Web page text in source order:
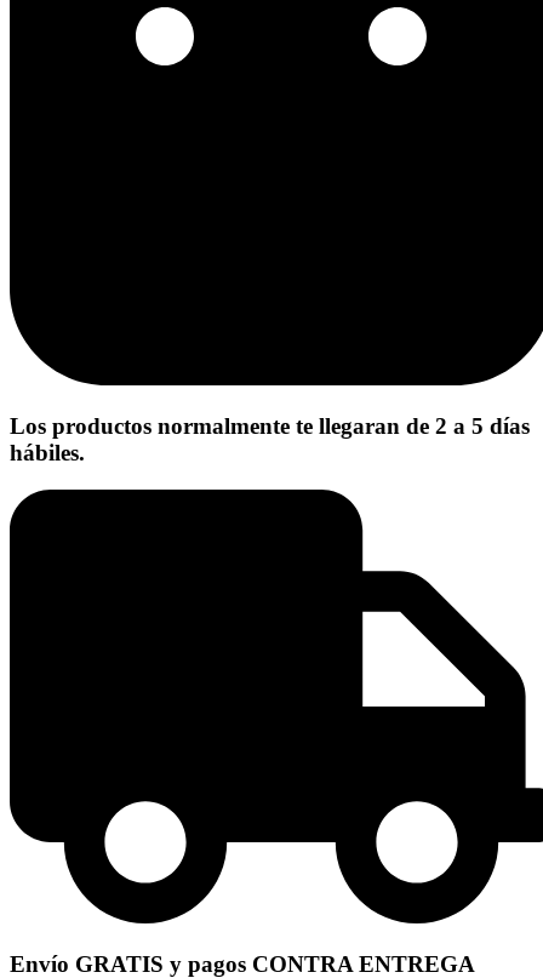
Los productos normalmente te llegaran de 2 a 5 días
hábiles.
Envío GRATIS y pagos CONTRA ENTREGA